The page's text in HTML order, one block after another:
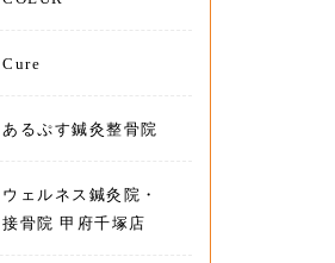
Cure
あるぷす鍼灸整骨院
ウェルネス鍼灸院・
接骨院 甲府千塚店